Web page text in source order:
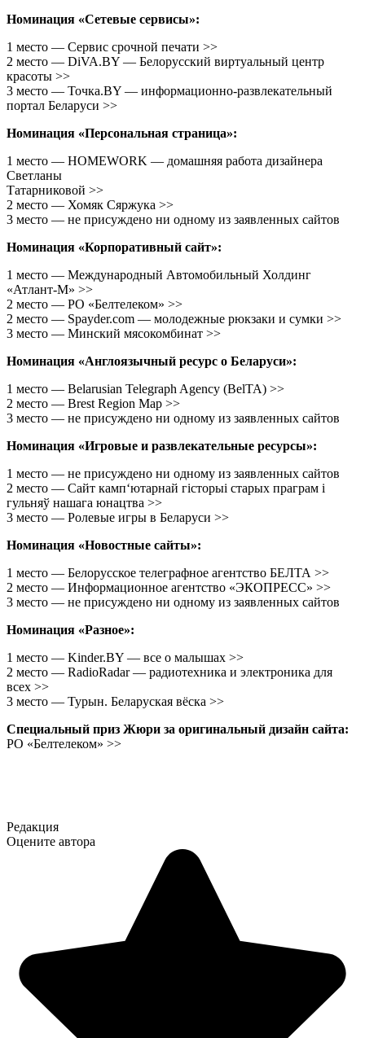
Номинация «Сетевые сервисы»:
1 место — Сервис срочной печати >>
2 место — DiVA.BY — Белорусский виртуальный центр
красоты >>
3 место — Точка.BY — информационно-развлекательный
портал Беларуси >>
Номинация «Персональная страница»:
1 место — HOMEWORK — домашняя работа дизайнера
Светланы
Татарниковой >>
2 место — Хомяк Сяржука >>
3 место — не присуждено ни одному из заявленных сайтов
Номинация «Корпоративный сайт»:
1 место — Международный Автомобильный Холдинг
«Атлант-М» >>
2 место — РО «Белтелеком» >>
2 место — Spayder.com — молодежные рюкзаки и сумки >>
3 место — Минский мясокомбинат >>
Номинация «Англоязычный ресурс о Беларуси»:
1 место — Belarusian Telegraph Agency (BelTA) >>
2 место — Brest Region Map >>
3 место — не присуждено ни одному из заявленных сайтов
Номинация «Игровые и развлекательные ресурсы»:
1 место — не присуждено ни одному из заявленных сайтов
2 место — Сайт камп‘ютарнай гісторыі старых праграм і
гульняў нашага юнацтва >>
3 место — Ролевые игры в Беларуси >>
Номинация «Новостные сайты»:
1 место — Белорусское телеграфное агентство БЕЛТА >>
2 место — Информационное агентство «ЭКОПРЕСС» >>
3 место — не присуждено ни одному из заявленных сайтов
Номинация «Разное»:
1 место — Kinder.BY — все о малышах >>
2 место — RadioRadar — радиотехника и электроника для
всех >>
3 место — Турын. Беларуская вёска >>
Специальный приз Жюри за оригинальный дизайн сайта:
РО «Белтелеком» >>
Редакция
Оцените автора